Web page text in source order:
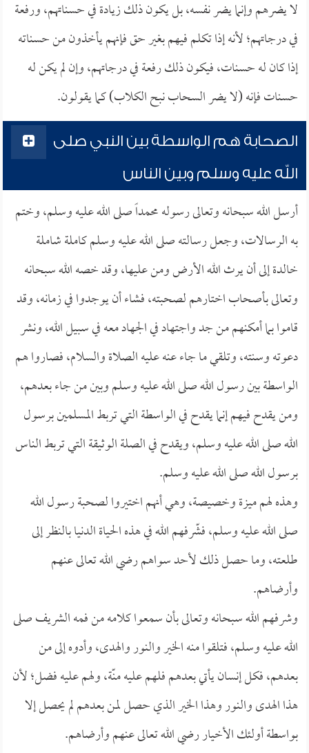
لا يضرهم وإنما يضر نفسه، بل يكون ذلك زيادة في حسناتهم، ورفعة
في درجاتهم؛ لأنه إذا تكلم فيهم بغير حق فإنهم يأخذون من حسناته
إذا كان له حسنات، فيكون ذلك رفعة في درجاتهم، وإن لم يكن له
حسنات فإنه (لا يضر السحاب نبح الكلاب) كما يقولون.
الصحابة هم الواسطة بين النبي صلى
الله عليه وسلم وبين الناس
أرسل الله سبحانه وتعالى رسوله محمداً صلى الله عليه وسلم، وختم
به الرسالات، وجعل رسالته صلى الله عليه وسلم كاملة شاملة
خالدة إلى أن يرث الله الأرض ومن عليها، وقد خصه الله سبحانه
وتعالى بأصحاب اختارهم لصحبته، فشاء أن يوجدوا في زمانه، وقد
قاموا بما أمكنهم من جد واجتهاد في الجهاد معه في سبيل الله، ونشر
دعوته وسنته، وتلقي ما جاء عنه عليه الصلاة والسلام، فصاروا هم
الواسطة بين رسول الله صلى الله عليه وسلم وبين من جاء بعدهم،
ومن يقدح فيهم إنما يقدح في الواسطة التي تربط المسلمين برسول
الله صلى الله عليه وسلم، ويقدح في الصلة الوثيقة التي تربط الناس
برسول الله صلى الله عليه وسلم.
وهذه لهم ميزة وخصيصة، وهي أنهم اختيروا لصحبة رسول الله
صلى الله عليه وسلم، فشّرفهم الله في هذه الحياة الدنيا بالنظر إلى
طلعته، وما حصل ذلك لأحد سواهم رضي الله تعالى عنهم
وأرضاهم.
وشرفهم الله سبحانه وتعالى بأن سمعوا كلامه من فمه الشريف صلى
الله عليه وسلم، فتلقوا منه الخير والنور والهدى، وأدوه إلى من
بعدهم، فكل إنسان يأتي بعدهم فلهم عليه منّة، ولهم عليه فضل؛ لأن
هذا الهدى والنور وهذا الخير الذي حصل لمن بعدهم لم يحصل إلا
بواسطة أولئك الأخيار رضي الله تعالى عنهم وأرضاهم.